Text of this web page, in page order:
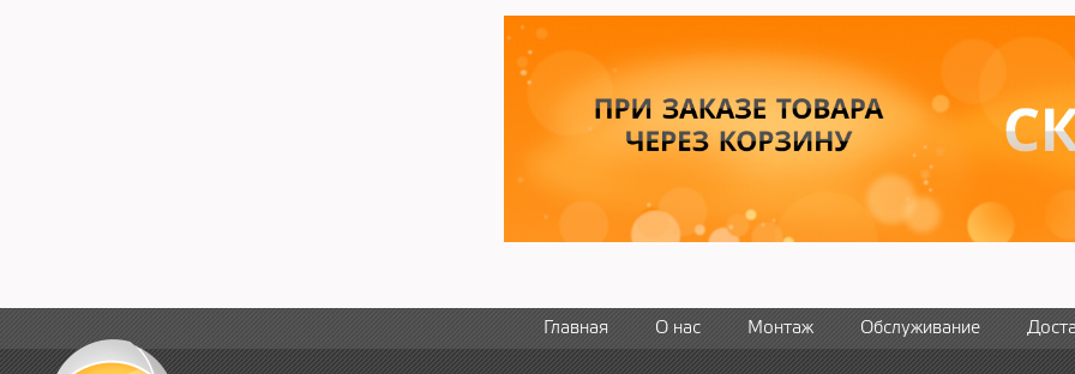
Главная О нас Монтаж Обслуживание